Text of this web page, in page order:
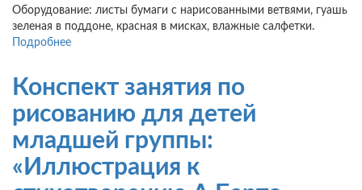
Оборудование: листы бумаги с нарисованными ветвями, гуашь
зеленая в поддоне, красная в мисках, влажные салфетки.
Подробнее
(валеология,
рисование)
в
младшей
группе:
«Лекарства
для
Конспект занятия по
рисованию для детей
младшей группы:
«Иллюстрация к